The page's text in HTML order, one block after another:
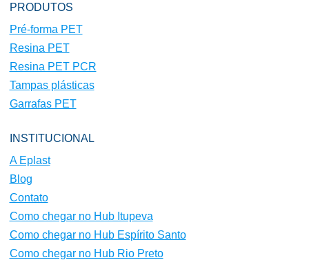
PRODUTOS
Pré-forma PET
Resina PET
Resina PET PCR
Tampas plásticas
Garrafas PET
INSTITUCIONAL
A Eplast
Blog
Contato
Como chegar no Hub Itupeva
Como chegar no Hub Espírito Santo
Como chegar no Hub Rio Preto